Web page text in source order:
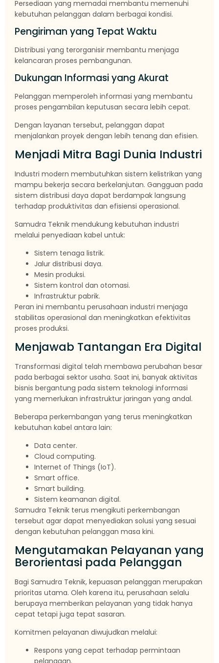
Persediaan yang memadai membantu memenuhi
kebutuhan pelanggan dalam berbagai kondisi.
Pengiriman yang Tepat Waktu
Distribusi yang terorganisir membantu menjaga
kelancaran proses pembangunan.
Dukungan Informasi yang Akurat
Pelanggan memperoleh informasi yang membantu
proses pengambilan keputusan secara lebih cepat.
Dengan layanan tersebut, pelanggan dapat
menjalankan proyek dengan lebih tenang dan efisien.
Menjadi Mitra Bagi Dunia Industri
Industri modern membutuhkan sistem kelistrikan yang
mampu bekerja secara berkelanjutan. Gangguan pada
sistem distribusi daya dapat berdampak langsung
terhadap produktivitas dan efisiensi operasional.
Samudra Teknik mendukung kebutuhan industri
melalui penyediaan kabel untuk:
Sistem tenaga listrik.
Jalur distribusi daya.
Mesin produksi.
Sistem kontrol dan otomasi.
Infrastruktur pabrik.
Peran ini membantu perusahaan industri menjaga
stabilitas operasional dan meningkatkan efektivitas
proses produksi.
Menjawab Tantangan Era Digital
Transformasi digital telah membawa perubahan besar
pada berbagai sektor usaha. Saat ini, banyak aktivitas
bisnis bergantung pada sistem teknologi informasi
yang memerlukan infrastruktur jaringan yang andal.
Beberapa perkembangan yang terus meningkatkan
kebutuhan kabel antara lain:
Data center.
Cloud computing.
Internet of Things (IoT).
Smart office.
Smart building.
Sistem keamanan digital.
Samudra Teknik terus mengikuti perkembangan
tersebut agar dapat menyediakan solusi yang sesuai
dengan kebutuhan pelanggan masa kini.
Mengutamakan Pelayanan yang
Berorientasi pada Pelanggan
Bagi Samudra Teknik, kepuasan pelanggan merupakan
prioritas utama. Oleh karena itu, perusahaan selalu
berupaya memberikan pelayanan yang tidak hanya
cepat tetapi juga tepat sasaran.
Komitmen pelayanan diwujudkan melalui:
Respons yang cepat terhadap permintaan